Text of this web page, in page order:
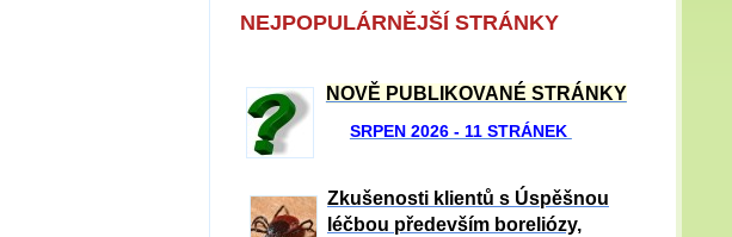
NEJPOPULÁRNĚJŠÍ STRÁNKY
NOVĚ PUBLIKOVANÉ STRÁNKY
SRPEN 2026 - 11 STRÁNEK
Zkušenosti klientů s Úspěšnou
léčbou především boreliózy,